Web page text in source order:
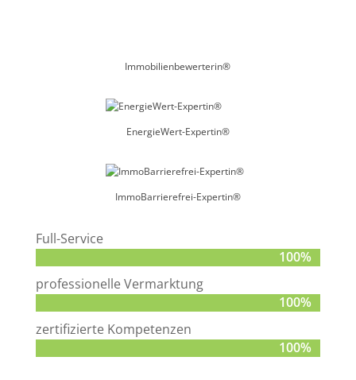
Immobilienbewerterin®
EnergieWert-Expertin®
ImmoBarrierefrei-Expertin®
Full-Service
100%
100%
professionelle Vermarktung
100%
100%
zertifizierte Kompetenzen
100%
100%